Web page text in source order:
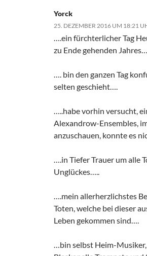
Yorck
25. DEZEMBER 2016 UM 18:21
….ein fürchterlicher Tag
zu Ende gehenden Jahres…
…. bin den ganzen Tag
selten geschieht….
…..habe vorhin versucht,
Alexandrow-Ensembles,
anzuschauen, konnte es
….in Tiefer Trauer um alle
Unglückes…..
….mein allerherzlichstes
Toten, welche bei dieser
Leben gekommen sind….
…bin selbst Heim-